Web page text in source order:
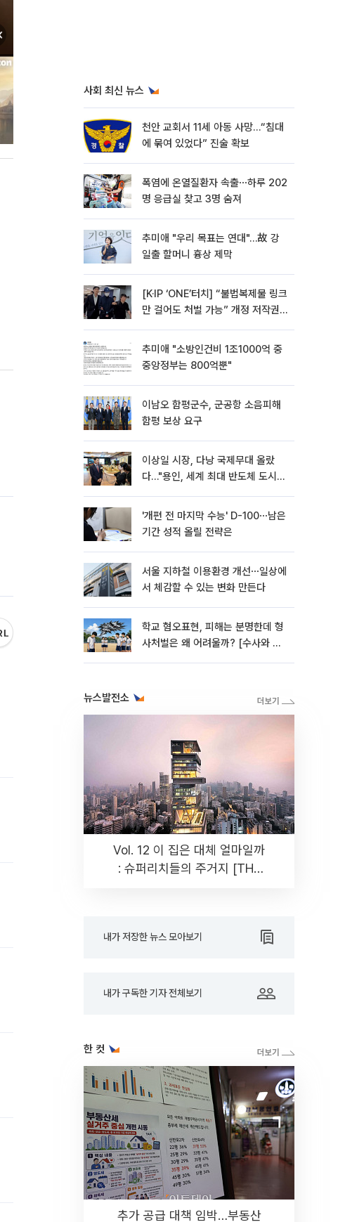
사회 최신 뉴스
천안 교회서 11세 아동 사망…“침대
에 묶여 있었다” 진술 확보
폭염에 온열질환자 속출⋯하루 202
명 응급실 찾고 3명 숨져
추미애 "우리 목표는 연대"…故 강
일출 할머니 흉상 제막
[K·IP ‘ONE’터치] “불법복제물 링크
만 걸어도 처벌 가능” 개정 저작권
추미애 "소방인건비 1조1000억 중
중앙정부는 800억뿐"
이남오 함평군수, 군공항 소음피해
함평 보상 요구
이상일 시장, 다낭 국제무대 올랐
다…"용인, 세계 최대 반도체 도시
'개편 전 마지막 수능' D-100⋯남은
기간 성적 올릴 전략은
서울 지하철 이용환경 개선⋯일상에
서 체감할 수 있는 변화 만든다
학교 혐오표현, 피해는 분명한데 형
사처벌은 왜 어려울까? [수사와 재
뉴스발전소
Vol. 12 이 집은 대체 얼마일까
: 슈퍼리치들의 주거지 [THE
내가 저장한 뉴스 모아보기
내가 구독한 기자 전체보기
한 컷
추가 공급 대책 임박…부동산